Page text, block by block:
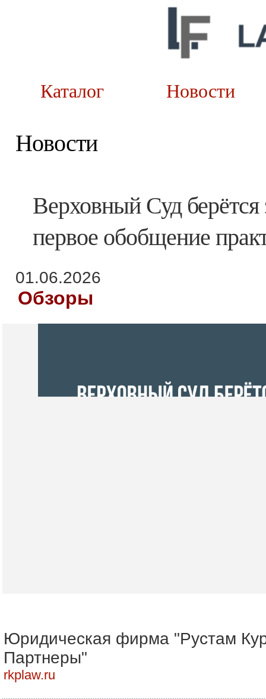
Каталог
Новости
Верховный Суд берётся
первое обобщение
01.06.2026
Обзоры
Юридическая фирма "Рустам
Партнеры"
rkplaw.ru